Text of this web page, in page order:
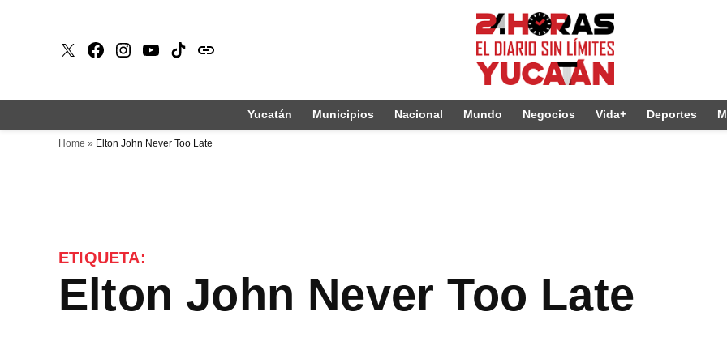
X Faceboook
Instagram
Youtube
Tiktokissuu
Yucatán Municipios Nacional Mundo Negocios Vida+ Deportes
Home » Elton John Never Too Late
ETIQUETA:
Elton John Never Too Late